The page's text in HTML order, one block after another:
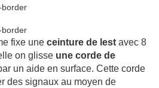
fixe une ceinture de lest avec 8
on glisse une corde de
un aide en surface. Cette corde
des signaux au moyen de